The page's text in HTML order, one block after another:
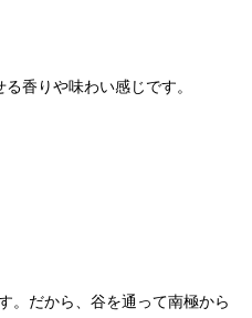
香りや味わい感じです。
。だから、谷を通って南極から